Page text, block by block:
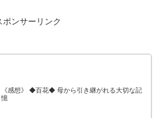
う
に
の思いは幼い頃からずっと変わ
ます。
ポンサーリンク
《感想》 ◆百花◆ 母から引き継がれる大切な記
憶